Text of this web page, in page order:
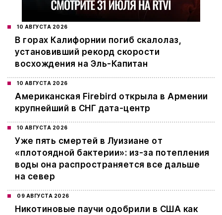
10 АВГУСТА 2026
В горах Калифорнии погиб скалолаз,
установивший рекорд скорости
восхождения на Эль-Капитан
10 АВГУСТА 2026
Американская Firebird открыла в Армении
крупнейший в СНГ дата-центр
10 АВГУСТА 2026
Уже пять смертей в Луизиане от
«плотоядной бактерии»: из-за потепления
воды она распространяется все дальше
на север
09 АВГУСТА 2026
Никотиновые паучи одобрили в США как